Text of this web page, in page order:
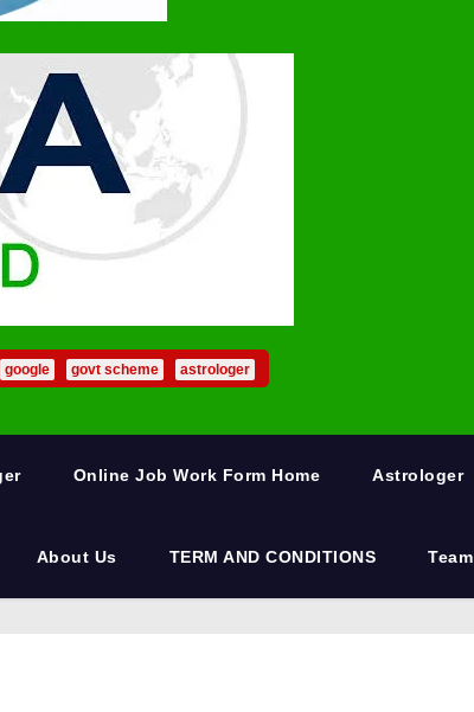
google govt scheme astrologer
Online Job Work Form Home Astrologer
About Us TERM AND CONDITIONS Team